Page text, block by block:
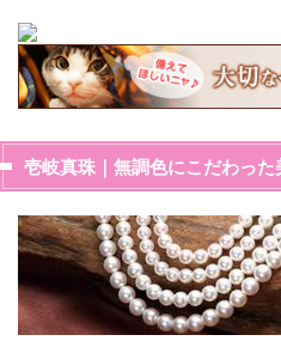
壱岐真珠｜無調色にこだわっ